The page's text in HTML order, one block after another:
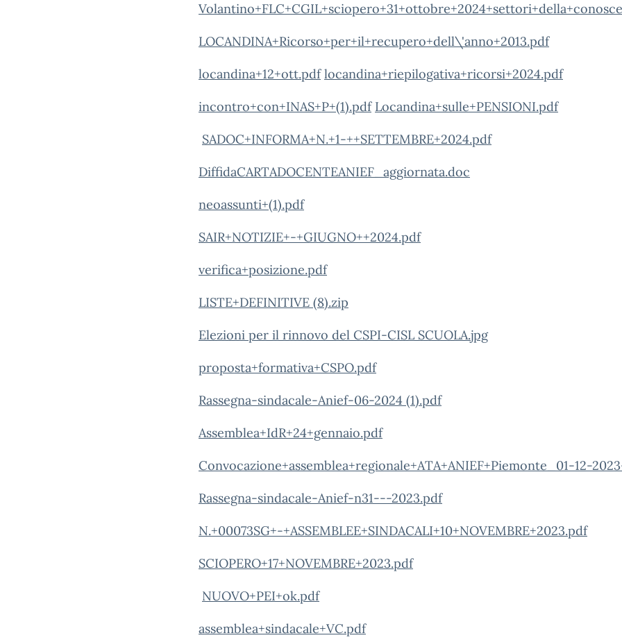
LOCANDINA+Ricorso+per+il+recupero+dell\'anno+2013.pdf
locandina+12+ott.pdf locandina+riepilogativa+ricorsi+2024.pdf
incontro+con+INAS+P+(1).pdf Locandina+sulle+PENSIONI.pdf
SADOC+INFORMA+N.+1-++SETTEMBRE+2024.pdf
DiffidaCARTADOCENTEANIEF_aggiornata.doc
neoassunti+(1).pdf
SAIR+NOTIZIE+-+GIUGNO++2024.pdf
verifica+posizione.pdf
LISTE+DEFINITIVE (8).zip
Elezioni per il rinnovo del CSPI-CISL SCUOLA.jpg
proposta+formativa+CSPO.pdf
Rassegna-sindacale-Anief-06-2024 (1).pdf
Assemblea+IdR+24+gennaio.pdf
Convocazione+assemblea+regionale+ATA+ANIEF+Piemonte_01-12-
Rassegna-sindacale-Anief-n31---2023.pdf
N.+00073SG+-+ASSEMBLEE+SINDACALI+10+NOVEMBRE+2023.pdf
SCIOPERO+17+NOVEMBRE+2023.pdf
NUOVO+PEI+ok.pdf
assemblea+sindacale+VC.pdf